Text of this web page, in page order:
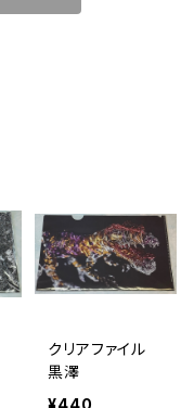
クリアファイル
黒澤